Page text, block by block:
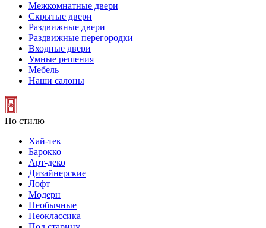
Межкомнатные двери
Скрытые двери
Раздвижные двери
Раздвижные перегородки
Входные двери
Умные решения
Мебель
Наши салоны
По стилю
Хай-тек
Барокко
Арт-деко
Дизайнерские
Лофт
Модерн
Необычные
Неоклассика